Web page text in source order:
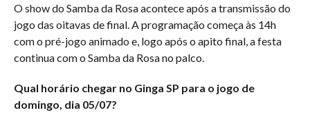
O show do Samba da Rosa acontece após a transmissão do
jogo das oitavas de final. A programação começa às 14h
com o pré-jogo animado e, logo após o apito final, a festa
continua com o Samba da Rosa no palco.
Qual horário chegar no Ginga SP para o jogo de
domingo, dia 05/07?